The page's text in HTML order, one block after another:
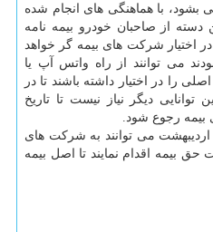
بشود، با هماهنگی های انجام شده
از صاحبان خودرو بیمه نامه
اختیار شركت های بیمه گر خواهد
می توانند از راه واتس آپ یا
را در اختیار داشته باشند تا در
دیگر نیاز نیست تا تاریخ
بیمه رجوع شود.
اردیبهشت می توانند به شركت های
بیمه اقدام نمایند تا اصل بیمه